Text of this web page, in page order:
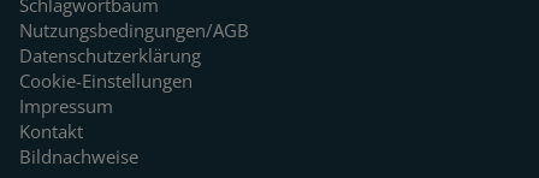
Schlagwortbaum
Nutzungsbedingungen/AGB
Datenschutzerklärung
Cookie-Einstellungen
Impressum
Kontakt
Bildnachweise